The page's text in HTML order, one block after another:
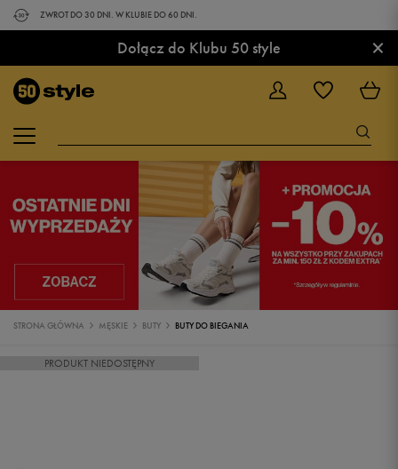
ZWROT DO 30 DNI. W KLUBIE DO 60 DNI.
Dołącz do Klubu 50 style ×
STRONA GŁÓWNA MĘSKIE BUTY BUTY DO BIEGANIA
PRODUKT NIEDOSTĘPNY